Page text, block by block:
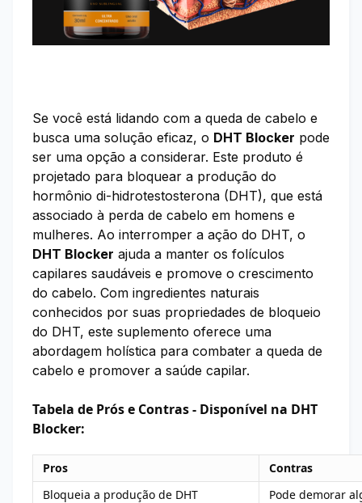
Se você está lidando com a queda de cabelo e
busca uma solução eficaz, o DHT Blocker pode
ser uma opção a considerar. Este produto é
projetado para bloquear a produção do
hormônio di-hidrotestosterona (DHT), que está
associado à perda de cabelo em homens e
mulheres. Ao interromper a ação do DHT, o
DHT Blocker ajuda a manter os folículos
capilares saudáveis e promove o crescimento
do cabelo. Com ingredientes naturais
conhecidos por suas propriedades de bloqueio
do DHT, este suplemento oferece uma
abordagem holística para combater a queda de
cabelo e promover a saúde capilar.
Tabela de Prós e Contras - Disponível na DHT
Blocker:
Pros
Contras
Bloqueia a produção de DHT
Pode demorar